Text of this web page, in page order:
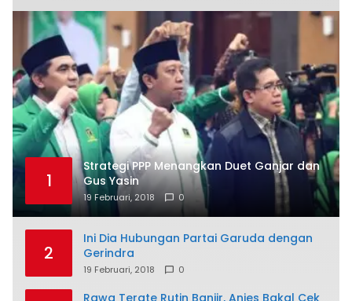
1
Strategi PPP Menangkan Duet Ganjar dan
Gus Yasin
19 Februari, 2018 0
2
Ini Dia Hubungan Partai Garuda dengan
Gerindra
19 Februari, 2018 0
Rawa Terate Rutin Banjir, Anies Bakal Cek